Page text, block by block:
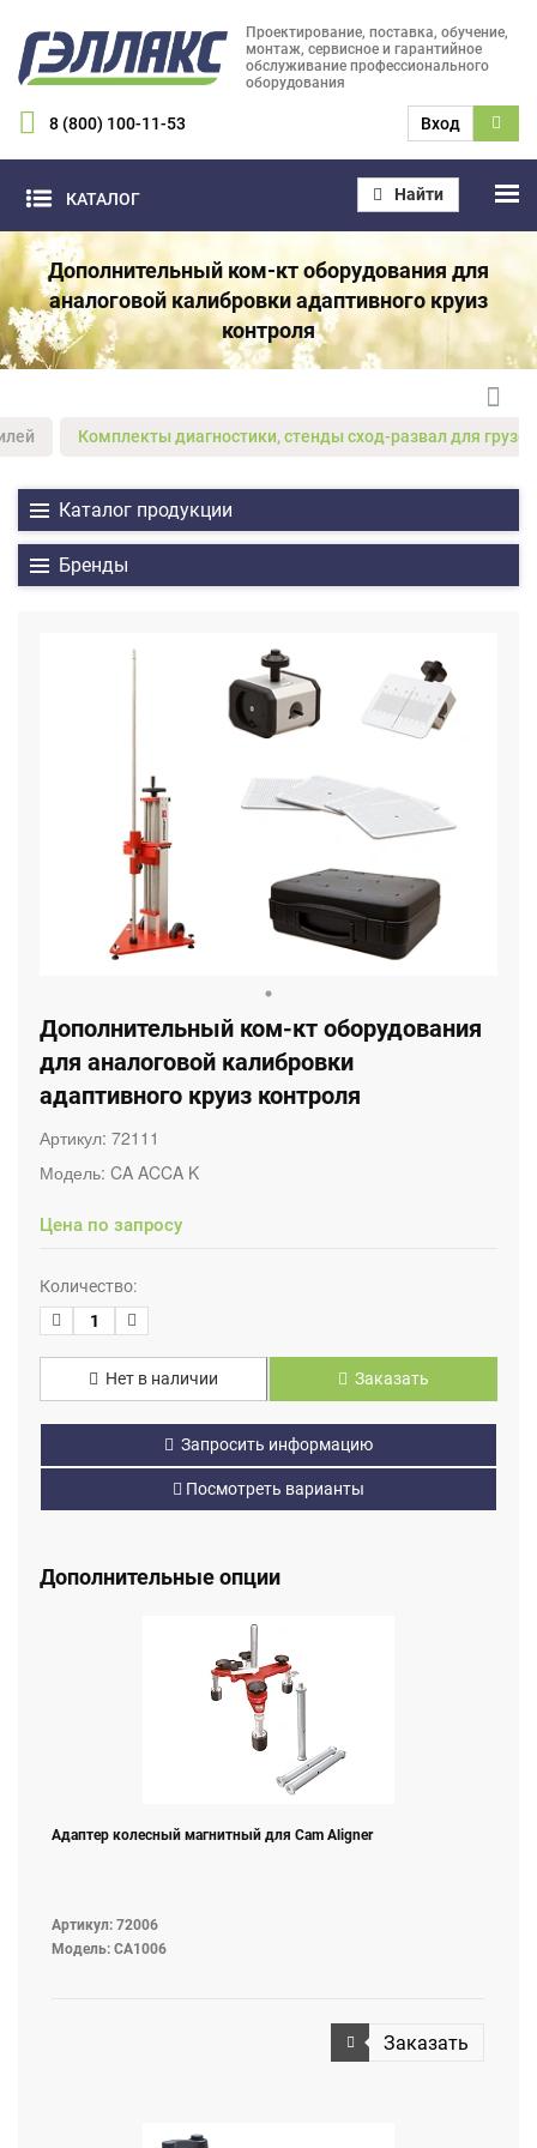
Проектирование, поставка, обучение,
монтаж, сервисное и гарантийное
обслуживание профессионального
оборудования
8 (800) 100-11-53 Вход
КАТАЛОГ Найти
Дополнительный ком-кт оборудования для
аналоговой калибровки адаптивного круиз
контроля
Комплекты диагностики, стенды сход-развал для
Каталог продукции
Бренды
Дополнительный ком-кт оборудования
для аналоговой калибровки
адаптивного круиз контроля
Артикул: 72111
Модель: CA ACCA K
Цена по запросу
Количество:
Нет в наличии Заказать
Запросить информацию
Посмотреть варианты
Дополнительные опции
Адаптер колесный магнитный для Cam Aligner
Артикул: 72006
Модель: CA1006
Заказать